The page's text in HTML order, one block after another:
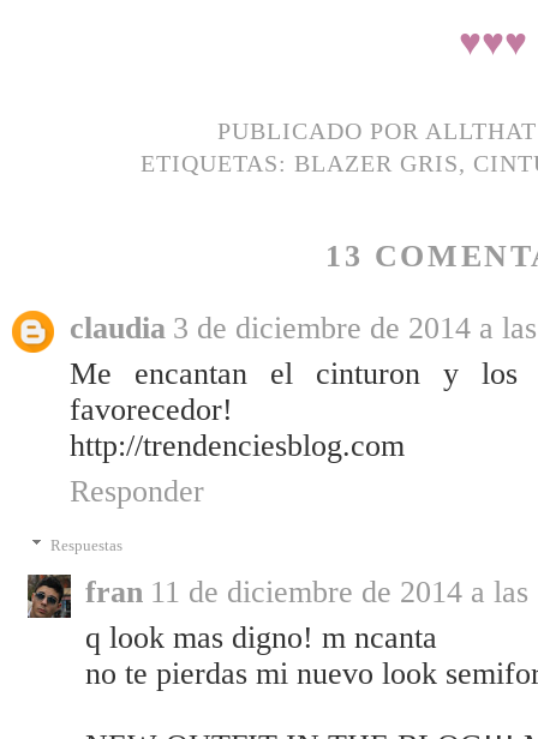
♥♥♥
PUBLICADO POR
ETIQUETAS: BLAZER GRIS,
13
claudia 3 de diciembre de 2014 a
Me encantan el cinturon y
favorecedor!
http://trendenciesblog.com
Responder
Respuestas
fran 11 de diciembre de 2014 a las
q look mas digno! m ncanta
no te pierdas mi nuevo look